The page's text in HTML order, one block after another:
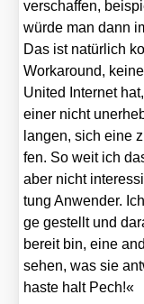
ver­schaf­fen,
wür­de man dann
Das ist natür­lich
Work­around,
United Inter­net
einer nicht
lan­gen, sich eine
fen. So weit ich
aber nicht
tung Anwen­der.
ge gestellt und
bereit bin, eine
sehen, was sie
has­te halt Pech!«